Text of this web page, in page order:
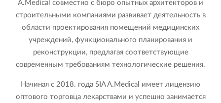
A.Medical совместно с бюро опытных архитекторов и
строительными компаниями развивает деятельность в
области проектирования помещений медицинских
учреждений, функционального планирования и
реконструкции, предлагая соответствующие
современным требованиям технологические решения.
Начиная с 2018. года SIA A.Medical имеет лицензию
оптового торговца лекарствами и успешно занимается